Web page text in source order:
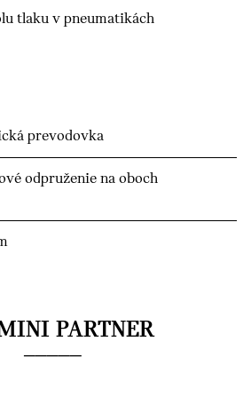
tlaku v pneumatikách
prevodovka
odpruženie na oboch
PARTNER